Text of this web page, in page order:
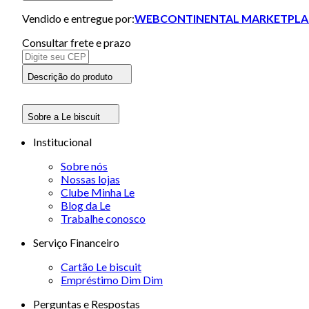
Vendido e entregue por:WEBCONTINENTAL
Consultar frete e prazo
Descrição do produto
Sobre a Le biscuit
Institucional
Sobre nós
Nossas lojas
Clube Minha Le
Blog da Le
Trabalhe conosco
Serviço Financeiro
Cartão Le biscuit
Empréstimo Dim Dim
Perguntas e Respostas